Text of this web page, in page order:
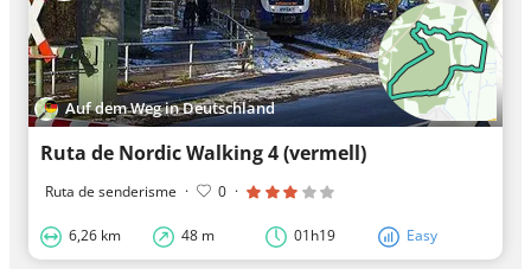
Auf dem Weg in Deutschland
Ruta de Nordic Walking 4 (vermell)
Ruta de senderisme · 0 ·
6,26 km 48 m 01h19 Easy